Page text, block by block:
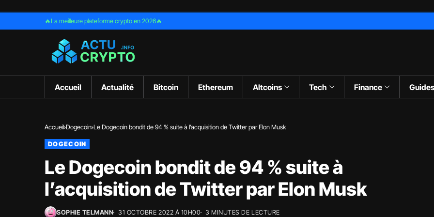
🔥La meilleure plateforme crypto en 2026🔥
Accueil Actualité Bitcoin Ethereum Altcoins Tech Finance Guides
Accueil Dogecoin Le Dogecoin bondit de 94 % suite à l’acquisition de Twitter par Elon Musk
DOGECOIN
Le Dogecoin bondit de 94 % suite à
l’acquisition de Twitter par Elon Musk
SOPHIE TELMANN 31 OCTOBRE 2022 À 10H00 3 MINUTES DE LECTURE